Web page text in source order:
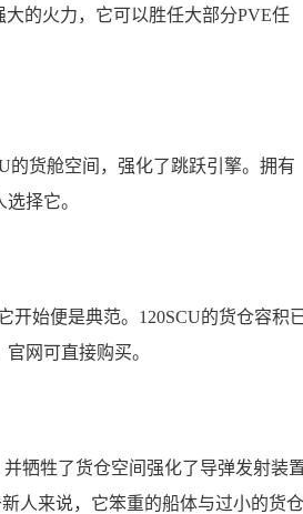
的火力，它可以胜任大部分PVE任
的货舱空间，强化了跳跃引擎。拥有
择它。
始便是典范。120SCU的货仓容积
网可直接购买。
牺牲了货仓空间强化了导弹发射装
人来说，它笨重的船体与过小的货仓